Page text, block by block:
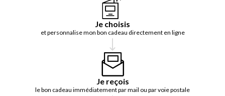
Je choisis
et personnalise mon bon cadeau directement en ligne
Je reçois
le bon cadeau immédiatement par mail ou par voie postale